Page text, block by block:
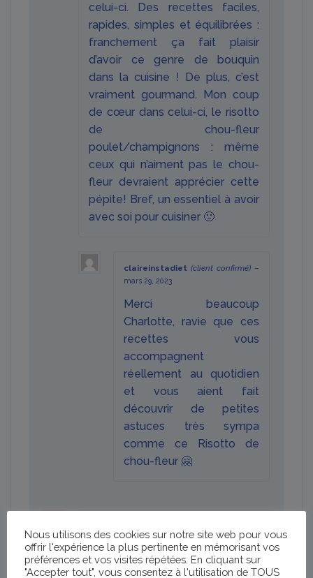
celui-ci. Des recettes faciles,
rapides, simples et équilibrées :
franchement ça fait plaisir
d’avoir ce genre de bouquin
dans la cuisine ! De plus, c’est
vraiment gourmand. Mon coup
de cœur dans celui-ci, le risotto
de chou-fleur
poulet/champignons : même
ceux qui n’aiment pas le chou-
fleur devraient apprécier cette
pépite! Bref, un essentiel à avoir
avec soi pour cuisiner 🙂
claireinstadiet (client confirmé) –
mars 29, 2023
Merci beaucoup
Charlotte, ravie que ces
recettes vous
accompagnent
réellement au quotidien
et vous aient fait
découvrir de petites
astuces très sympa
comme ce Risotto de
chou-fleur 🤗
Note5sur
5
J’adore cet ebook je m’en sers
régulièrement pour cuisiner de
Nous utilisons des cookies sur notre site web pour vous
offrir l'expérience la plus pertinente en mémorisant vos
préférences et vos visites répétées. En cliquant sur
"Accepter tout", vous consentez à l'utilisation de TOUS